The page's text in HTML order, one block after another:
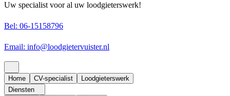
Uw specialist voor al uw loodgieterswerk!
Bel: 06-15158796
Email: info@loodgietervuister.nl
Home CV-specialist
Loodgieterswerk
Diensten